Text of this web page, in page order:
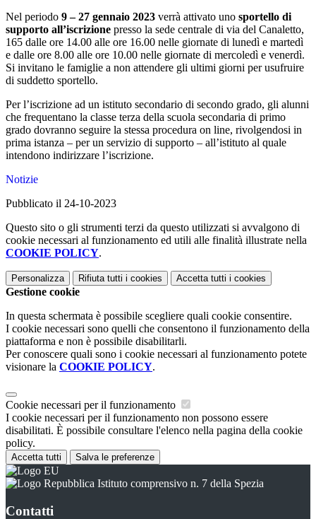
Nel periodo 9 – 27 gennaio 2023 verrà attivato uno sportello di
supporto all’iscrizione presso la sede centrale di via del Canaletto,
165 dalle ore 14.00 alle ore 16.00 nelle giornate di lunedì e martedì
e dalle ore 8.00 alle ore 10.00 nelle giornate di mercoledì e venerdì.
Si invitano le famiglie a non attendere gli ultimi giorni per usufruire
di suddetto sportello.
Per l’iscrizione ad un istituto secondario di secondo grado, gli alunni
che frequentano la classe terza della scuola secondaria di primo
grado dovranno seguire la stessa procedura on line, rivolgendosi in
prima istanza – per un servizio di supporto – all’istituto al quale
intendono indirizzare l’iscrizione.
Notizie
Pubblicato il 24-10-2023
Questo sito o gli strumenti terzi da questo utilizzati si avvalgono di
cookie necessari al funzionamento ed utili alle finalità illustrate nella
COOKIE POLICY.
Personalizza Rifiuta tutti i cookies Accetta tutti i cookies
Gestione cookie
In questa schermata è possibile scegliere quali cookie consentire.
I cookie necessari sono quelli che consentono il funzionamento della
piattaforma e non è possibile disabilitarli.
Per conoscere quali sono i cookie necessari al funzionamento potete
visionare la COOKIE POLICY.
Cookie necessari per il funzionamento
I cookie necessari per il funzionamento non possono essere
disabilitati. È possibile consultare l'elenco nella pagina della cookie
policy.
Accetta tutti Salva le preferenze
Istituto comprensivo n. 7 della Spezia
Contatti